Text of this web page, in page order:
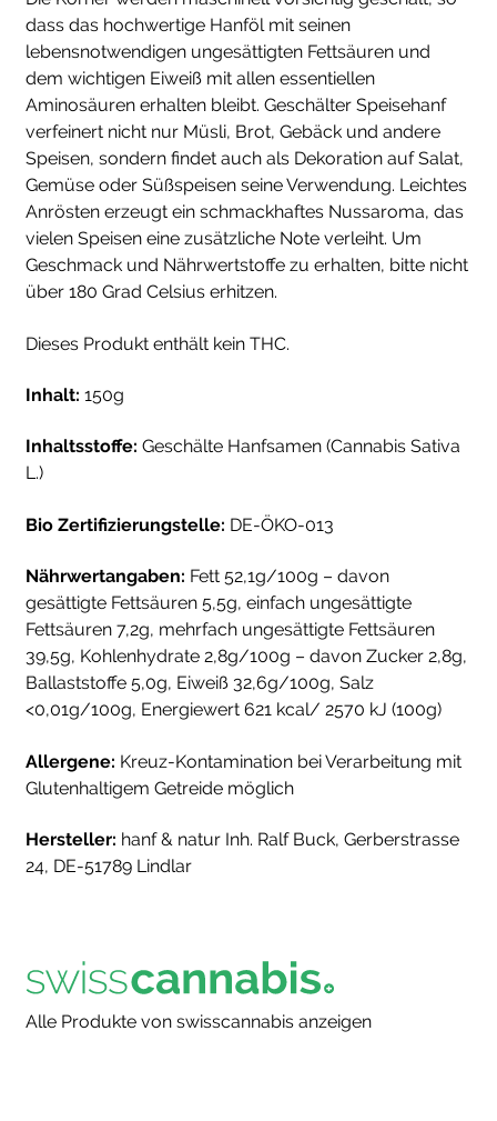
dass das hochwertige Hanföl mit seinen
lebensnotwendigen ungesättigten Fettsäuren und
dem wichtigen Eiweiß mit allen essentiellen
Aminosäuren erhalten bleibt. Geschälter Speisehanf
verfeinert nicht nur Müsli, Brot, Gebäck und andere
Speisen, sondern findet auch als Dekoration auf Salat,
Gemüse oder Süßspeisen seine Verwendung. Leichtes
Anrösten erzeugt ein schmackhaftes Nussaroma, das
vielen Speisen eine zusätzliche Note verleiht. Um
Geschmack und Nährwertstoffe zu erhalten, bitte nicht
über 180 Grad Celsius erhitzen.
Dieses Produkt enthält kein THC.
Inhalt: 150g
Inhaltsstoffe: Geschälte Hanfsamen (Cannabis Sativa
L.)
Bio Zertifizierungstelle: DE-ÖKO-013
Nährwertangaben: Fett 52,1g/100g – davon
gesättigte Fettsäuren 5,5g, einfach ungesättigte
Fettsäuren 7,2g, mehrfach ungesättigte Fettsäuren
39,5g, Kohlenhydrate 2,8g/100g – davon Zucker 2,8g,
Ballaststoffe 5,0g, Eiweiß 32,6g/100g, Salz
<0,01g/100g, Energiewert 621 kcal/ 2570 kJ (100g)
Allergene: Kreuz-Kontamination bei Verarbeitung mit
Glutenhaltigem Getreide möglich
Hersteller: hanf & natur Inh. Ralf Buck, Gerberstrasse
24, DE-51789 Lindlar
Alle Produkte von swisscannabis anzeigen